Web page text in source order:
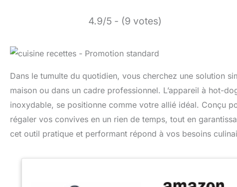
4.9/5 - (9 votes)
Dans le tumulte du quotidien, vous cherchez une solution
maison ou dans un cadre professionnel. L’appareil à hot-
inoxydable, se positionne comme votre allié idéal. Conçu
régaler vos convives en un rien de temps, tout en
cet outil pratique et performant répond à vos besoins